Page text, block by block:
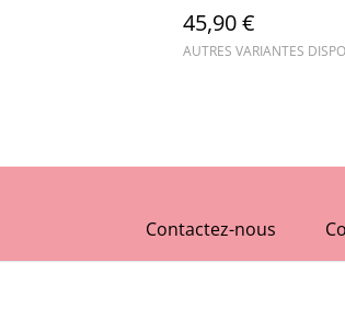
45,90 €
AUTRES VARIANTES
Contactez-nous